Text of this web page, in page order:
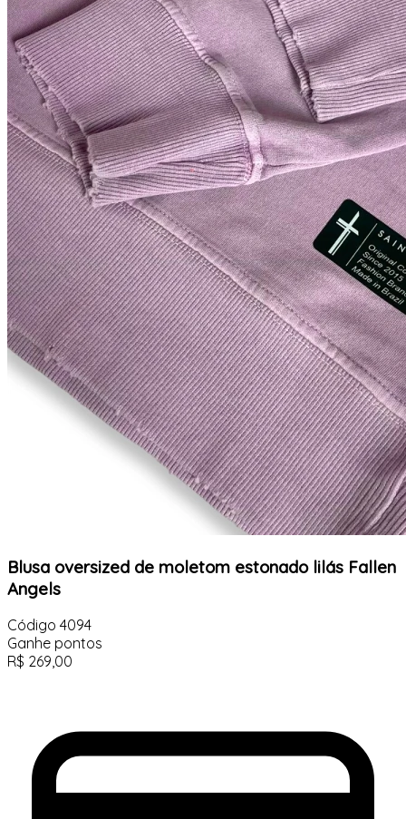
Blusa oversized de moletom estonado lilás Fallen
Angels
Código 4094
Ganhe pontos
R$ 269,00